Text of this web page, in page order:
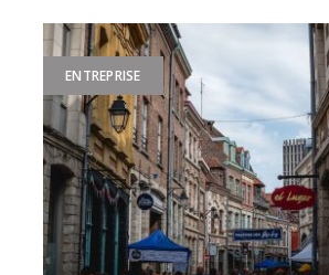
ENTREPRISE